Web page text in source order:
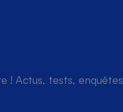
! Actus, tests, enquêtes